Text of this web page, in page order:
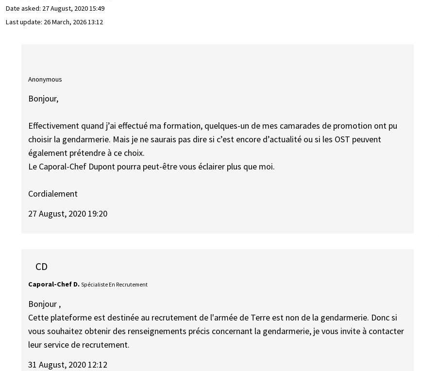
Date asked: 27 August, 2020 15:49
Last update: 26 March, 2026 13:12
Anonymous
Bonjour,
Effectivement quand j’ai effectué ma formation, quelques-un de mes camarades de promotion ont pu
choisir la gendarmerie. Mais je ne saurais pas dire si c’est encore d’actualité ou si les OST peuvent
également prétendre à ce choix.
Le Caporal-Chef Dupont pourra peut-être vous éclairer plus que moi.
Cordialement
27 August, 2020 19:20
CD
Caporal-Chef D. Spécialiste En Recrutement
Bonjour ,
Cette plateforme est destinée au recrutement de l'armée de Terre est non de la gendarmerie. Donc si
vous souhaitez obtenir des renseignements précis concernant la gendarmerie, je vous invite à contacter
leur service de recrutement.
31 August, 2020 12:12